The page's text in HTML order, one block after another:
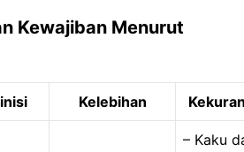
Kewajiban Menurut
Kelebihan
– Kaku